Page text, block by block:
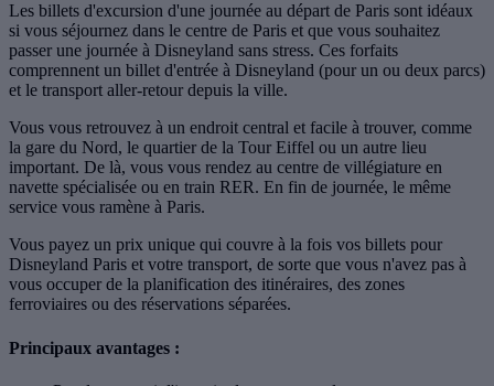
Les billets d'excursion d'une journée au départ de Paris sont idéaux
si vous séjournez dans le centre de Paris et que vous souhaitez
passer une journée à Disneyland sans stress. Ces forfaits
comprennent un billet d'entrée à Disneyland (pour un ou deux parcs)
et le transport aller-retour depuis la ville.
Vous vous retrouvez à un endroit central et facile à trouver, comme
la gare du Nord, le quartier de la Tour Eiffel ou un autre lieu
important. De là, vous vous rendez au centre de villégiature en
navette spécialisée ou en train RER. En fin de journée, le même
service vous ramène à Paris.
Vous payez un prix unique qui couvre à la fois vos billets pour
Disneyland Paris et votre transport, de sorte que vous n'avez pas à
vous occuper de la planification des itinéraires, des zones
ferroviaires ou des réservations séparées.
Principaux avantages :